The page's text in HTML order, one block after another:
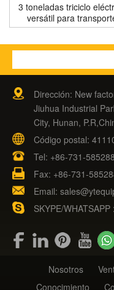
3 toneladas triciclo
versátil para
Dirección: New
Jiuhua Industrial
City, Hunan,
Código postal:
Tel: +86-731-
Fax: +86-731-
Email:
SKYPE/
Nosotros
Conocimiento